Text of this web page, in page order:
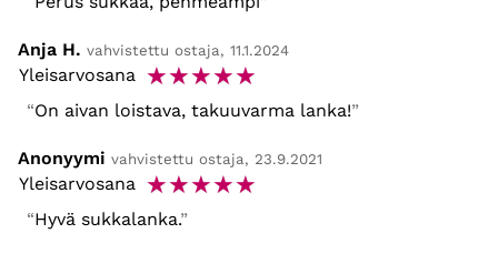
Anja H. vahvistettu ostaja, 11.1.2024
Yleisarvosana ☆☆☆☆☆
On aivan loistava, takuuvarma lanka!
Anonyymi vahvistettu ostaja, 23.9.2021
Yleisarvosana ☆☆☆☆☆
Hyvä sukkalanka.